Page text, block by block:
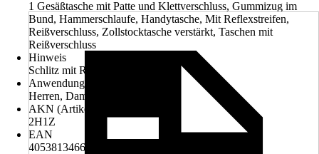
1 Gesäßtasche mit Patte und Klettverschluss, Gummizug im
Bund, Hammerschlaufe, Handytasche, Mit Reflexstreifen,
Reißverschluss, Zollstocktasche verstärkt, Taschen mit
Reißverschluss
Hinweis
Schlitz mit Reißverschluss
Anwendungsbereich
Herren, Damen
AKN (Artikelkurznummer)
2H1Z
EAN
4053813466330, 4306517395360